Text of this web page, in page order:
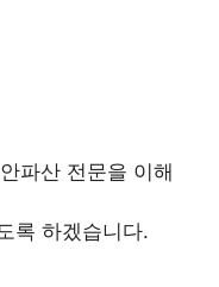
파산 전문을 이해
록 하겠습니다.